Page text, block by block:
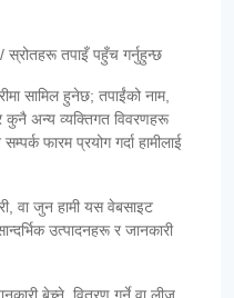
स्रोतहरू तपाइँ पहुँच गर्नुहुन्छ
सामिल हुनेछ; तपाईंको नाम,
कुनै अन्य व्यक्तिगत विवरणहरू
फारम प्रयोग गर्दा हामीलाई
वा जुन हामी यस वेबसाइट
उत्पादनहरू र जानकारी
बेच्ने, वितरण गर्ने वा लीज